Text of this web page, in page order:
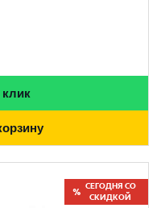
клик
СЕГОДНЯ СО
СКИДКОЙ